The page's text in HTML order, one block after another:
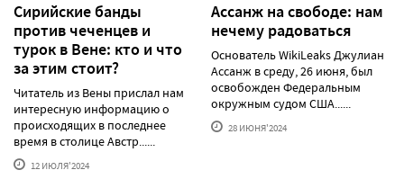
Сирийские банды
против чеченцев и
турок в Вене: кто и что
за этим стоит?
Читатель из Вены прислал нам
интересную информацию о
происходящих в последнее
время в столице Австр......
12 ИЮЛЯ'2024
Ассанж на свободе: нам
нечему радоваться
Основатель WikiLeaks Джулиан
Ассанж в среду, 26 июня, был
освобожден Федеральным
окружным судом США......
28 ИЮНЯ'2024